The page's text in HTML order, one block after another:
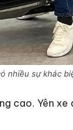
nhiều sự khác
cao. Yên